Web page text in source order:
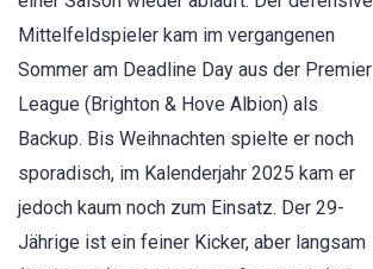
Mittelfeldspieler kam im vergangenen
Sommer am Deadline Day aus der Premier
League (Brighton & Hove Albion) als
Backup. Bis Weihnachten spielte er noch
sporadisch, im Kalenderjahr 2025 kam er
jedoch kaum noch zum Einsatz. Der 29-
Jährige ist ein feiner Kicker, aber langsam